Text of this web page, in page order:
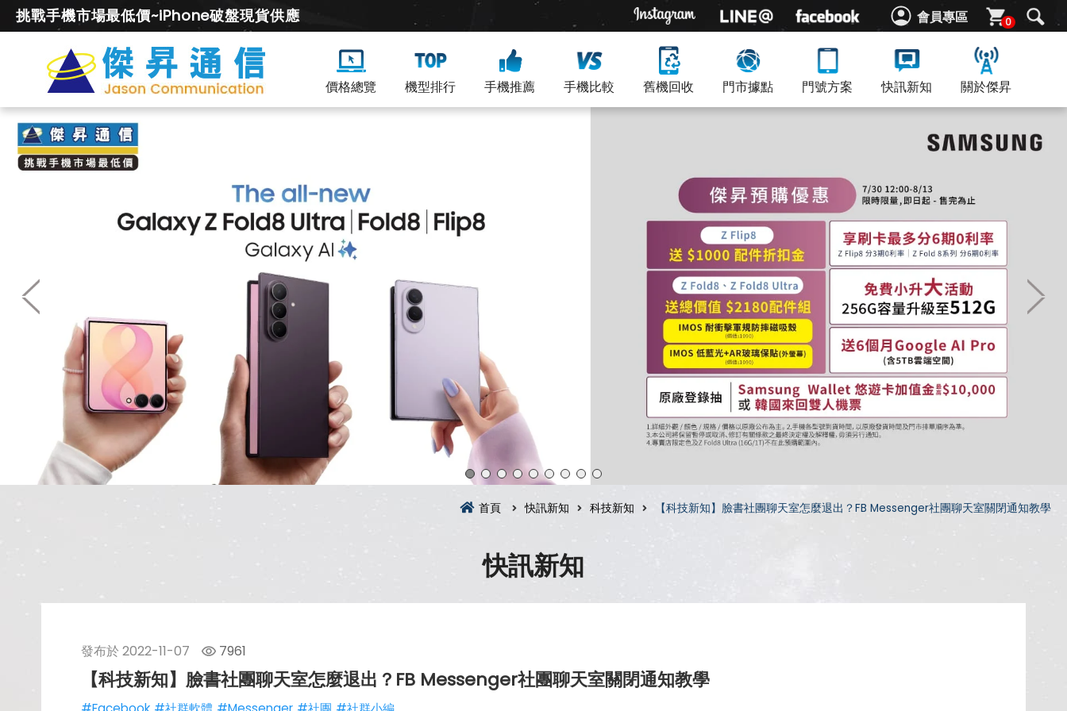
會員專區 0
挑戰手機市場最低價~iPhone破盤現貨供應
價格總覽 機型排行 手機推薦 手機比較 舊機回收 門市據點 門號方案 快訊新知 關於傑昇
首頁 快訊新知 科技新知 【科技新知】臉書社團聊天室怎麼退出？FB Messenger社團聊天室關閉通知教學
快訊新知
發布於 2022-11-07 7961
【科技新知】臉書社團聊天室怎麼退出？FB Messenger社團聊天室關閉通知教學